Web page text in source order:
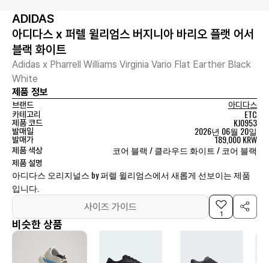
ADIDAS
아디다스 x 퍼렐 윌리엄스 버지니아 바리오 플랫 어서
블랙 화이트
Adidas x Pharrell Williams Virginia Vario Flat Earther Black
White
제품 정보
브랜드
아디다스
카테고리
ETC
제품 코드 KJ0953
발매일 2026년 06월 20일
발매가 189,000 KRW
제품 색상 코어 블랙 / 클라우드 화이트 / 코어 블랙
제품 설명
아디다스 오리지널스 by 퍼렐 윌리엄스에서 새롭게 선보이는 제품
입니다.
사이즈 가이드
1
비슷한 상품